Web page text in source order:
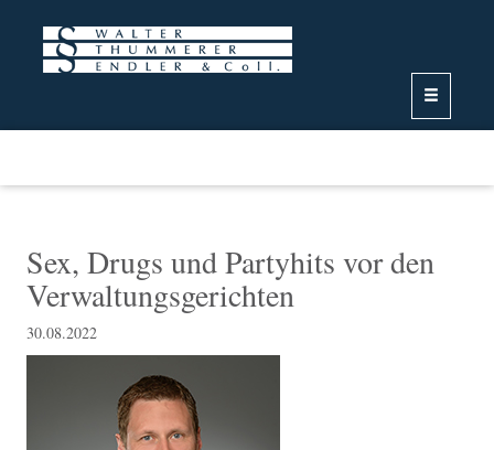
Sex, Drugs und Partyhits vor den
Verwaltungsgerichten
30.08.2022